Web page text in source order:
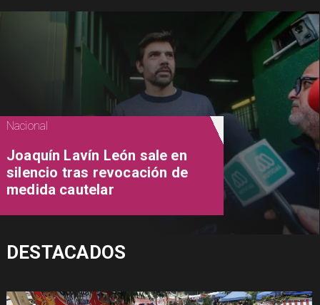
Nacional
Joaquín Lavín León sale en
silencio tras revocación de
medida cautelar
DESTACADOS